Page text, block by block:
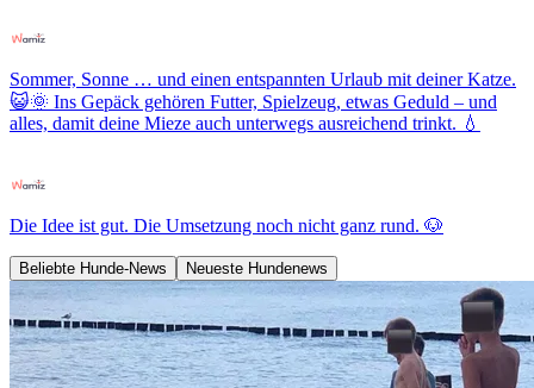
Sommer, Sonne … und einen entspannten Urlaub mit deiner Katze.
😺🌞 Ins Gepäck gehören Futter, Spielzeug, etwas Geduld – und
alles, damit deine Mieze auch unterwegs ausreichend trinkt. 💧
Die Idee ist gut. Die Umsetzung noch nicht ganz rund. 🐶
Beliebte Hunde-News Neueste Hundenews